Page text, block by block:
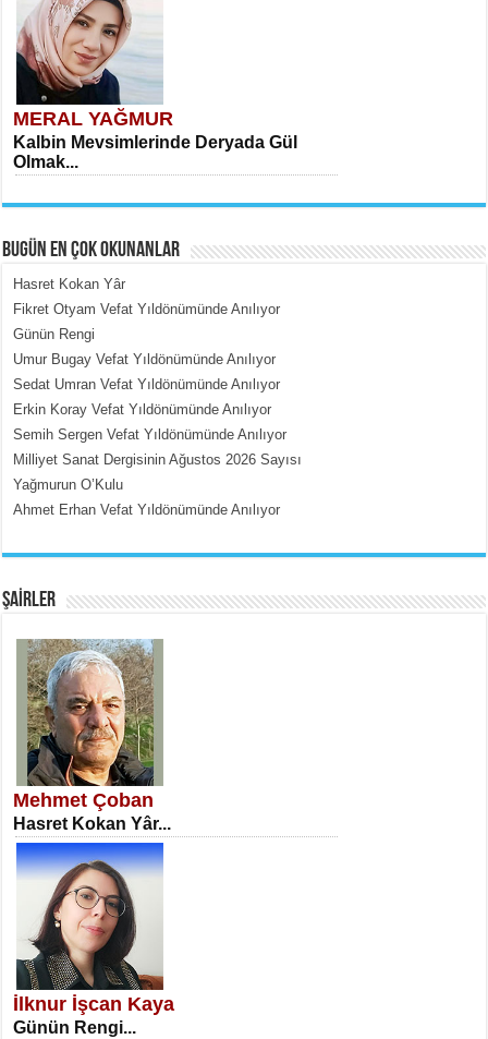
MERAL YAĞMUR
Kalbin Mevsimlerinde Deryada Gül
Olmak...
MEHMET ÇOBAN
İçerdeki Put Dışardaki Maskeler...
SATILMIŞ ÜMİT ÇETİNKAYA
Erkenlik...
NECLA DİLEK ARSLAN
Öğretmenler Günü Mahkemesi...
BUGÜN EN ÇOK OKUNANLAR
Hasret Kokan Yâr
Fikret Otyam Vefat Yıldönümünde Anılıyor
Günün Rengi
Umur Bugay Vefat Yıldönümünde Anılıyor
Sedat Umran Vefat Yıldönümünde Anılıyor
Erkin Koray Vefat Yıldönümünde Anılıyor
Semih Sergen Vefat Yıldönümünde Anılıyor
Milliyet Sanat Dergisinin Ağustos 2026 Sayısı
Yağmurun O’Kulu
Ahmet Erhan Vefat Yıldönümünde Anılıyor
ŞAİRLER
Mehmet Çoban
Hasret Kokan Yâr...
İlknur İşcan Kaya
Günün Rengi...